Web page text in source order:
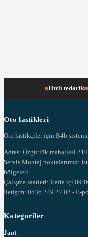
Hızlı tedarik
Oto lastikleri
Oto lastikçiler için B4b
Adres: Özgürlük mahallesi
Servis Montaj noktalarımız:
bölgeleri
Çalışma saatleri: Hafta içi
İletişim: 0536 249 27 02 - E-
Kategoriler
Jant